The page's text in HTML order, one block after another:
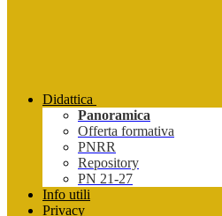
Didattica
Panoramica
Offerta formativa
PNRR
Repository
PN 21-27
Info utili
Privacy